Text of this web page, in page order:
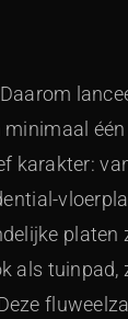
karakter:
als